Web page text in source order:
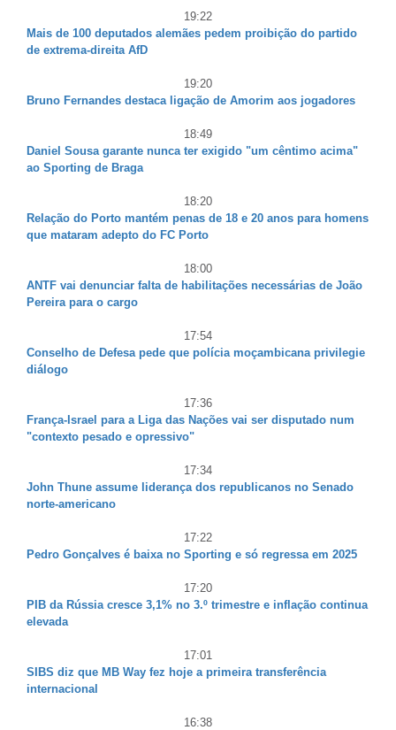
19:22
Mais de 100 deputados alemães pedem proibição do partido
de extrema-direita AfD
19:20
Bruno Fernandes destaca ligação de Amorim aos jogadores
18:49
Daniel Sousa garante nunca ter exigido "um cêntimo acima"
ao Sporting de Braga
18:20
Relação do Porto mantém penas de 18 e 20 anos para homens
que mataram adepto do FC Porto
18:00
ANTF vai denunciar falta de habilitações necessárias de João
Pereira para o cargo
17:54
Conselho de Defesa pede que polícia moçambicana privilegie
diálogo
17:36
França-Israel para a Liga das Nações vai ser disputado num
"contexto pesado e opressivo"
17:34
John Thune assume liderança dos republicanos no Senado
norte-americano
17:22
Pedro Gonçalves é baixa no Sporting e só regressa em 2025
17:20
PIB da Rússia cresce 3,1% no 3.º trimestre e inflação continua
elevada
17:01
SIBS diz que MB Way fez hoje a primeira transferência
internacional
16:38